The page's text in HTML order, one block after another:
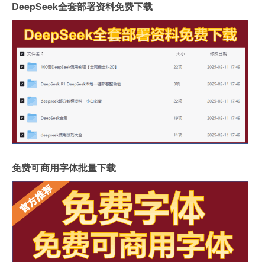
DeepSeek全套部署资料免费下载
免费可商用字体批量下载